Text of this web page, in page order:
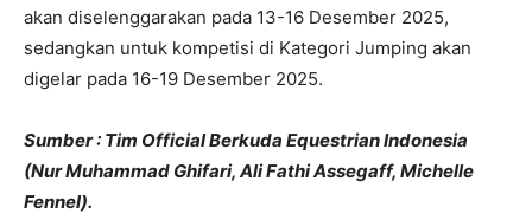
akan diselenggarakan pada 13-16 Desember 2025,
sedangkan untuk kompetisi di Kategori Jumping akan
digelar pada 16-19 Desember 2025.
Sumber : Tim Official Berkuda Equestrian Indonesia
(Nur Muhammad Ghifari, Ali Fathi Assegaff, Michelle
Fennel).